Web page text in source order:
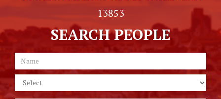
13853
SEARCH PEOPLE